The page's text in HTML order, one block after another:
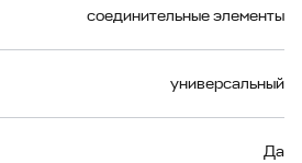
соединительные элементы
универсальный
Да